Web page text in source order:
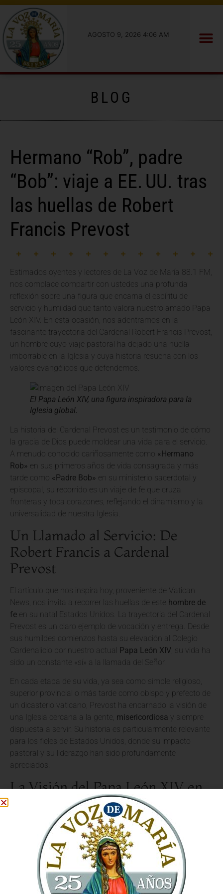
AGOSTO 9, 2026 4:06 AM
BLOG
Hermano “Rob”, padre
“Bob”: viaje a EE. UU. tras
las huellas de Robert
Francis Prevost
Estimados oyentes y lectores de La Voz de María 88.1 FM,
nos complace compartir con ustedes una profunda
reflexión sobre una figura que encarna el espíritu de
servicio y humildad que tanto valora nuestro amado Papa
León XIV. En esta ocasión, nos adentramos en la
fascinante trayectoria del Cardenal Robert Francis Prevost,
un hombre cuyo viaje pastoral ha dejado una huella
imborrable en la Iglesia y cuya historia resuena con los
valores evangélicos que defendemos.
El Papa León XIV, una figura inspiradora para la
Iglesia global.
La historia del Cardenal Prevost es un testimonio de cómo
la gracia de Dios puede moldear una vida para el servicio.
A menudo conocido cariñosamente como «Hermano
Rob» en sus primeros años de vida consagrada y más
tarde como «Padre Bob» en su ministerio sacerdotal y
episcopal, su recorrido es un viaje de fe que cruza
fronteras y toca corazones, reflejando el dinamismo y la
universalidad de nuestra Iglesia.
Un Llamado al Servicio: De
Robert Francis a Cardenal
Prevost
El artículo que nos inspira hoy, proveniente de Vatican
News, nos invita a recorrer las huellas de este hombre de
fe en su natal Estados Unidos. La trayectoria del Cardenal
Prevost es un claro ejemplo de vocación y entrega. Desde
sus humildes comienzos hasta su elevación al Colegio
Cardenalicio por nuestro actual Papa León XIV , su vida ha
sido un constante «sí» a la llamada del Señor.
En cada etapa de su vida, ya sea como simple religioso,
superior provincial o más tarde como obispo y prefecto de
un dicasterio vaticano, Prevost ha encarnado la visión de
una Iglesia cercana a la gente, misericordiosa y siempre
dispuesta a servir. Su historia es particularmente relevante
para los fieles de Estados Unidos, donde su impacto
pastoral y su liderazgo han sido profundamente
apreciados.
La Visión del Papa León XIV en
la Trayectoria de Prevost
Papa León XIVha enfatizado repetidamente la
importancia de una Iglesia que salga de sí misma, que
priorice a los más vulnerables y que testimonie la alegría
del Evangelio. La vida y obra del Cardenal Prevost son un
eco de esta visión. Su paso por diversas
responsabilidades, tanto en el ámbito local como en el